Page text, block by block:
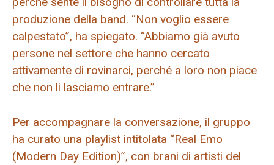
produzione della band. “Non voglio essere
calpestato”, ha spiegato. “Abbiamo già avuto
persone nel settore che hanno cercato
attivamente di rovinarci, perché a loro non piace
che non li lasciamo entrare.”
Per accompagnare la conversazione, il gruppo
ha curato una playlist intitolata “Real Emo
(Modern Day Edition)”, con brani di artisti del